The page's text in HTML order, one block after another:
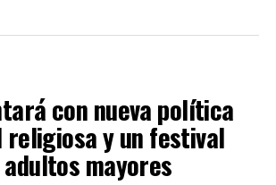
con nueva política
y un festival
mayores